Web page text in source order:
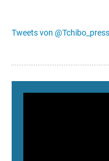
Tweets von